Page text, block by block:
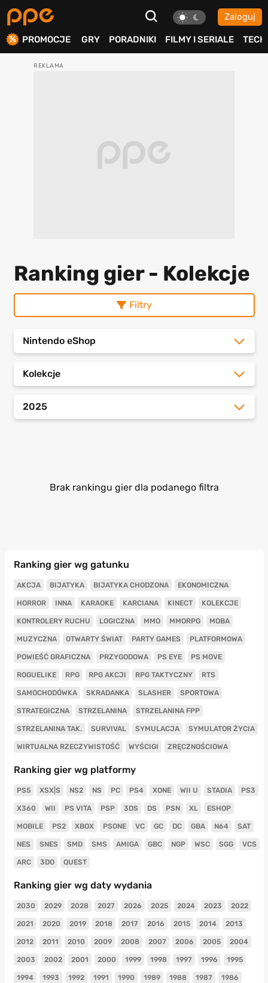
Zaloguj
PROMOCJE GRY PORADNIKI FILMY I SERIALE TECH
Ranking gier - Kolekcje
Filtry
Nintendo eShop
Kolekcje
2025
Brak rankingu gier dla podanego filtra
Ranking gier wg gatunku
AKCJA BIJATYKA BIJATYKA CHODZONA EKONOMICZNA
HORROR INNA KARAOKE KARCIANA KINECT KOLEKCJE
KONTROLERY RUCHU LOGICZNA MMO MMORPG MOBA
MUZYCZNA OTWARTY ŚWIAT PARTY GAMES PLATFORMOWA
POWIEŚĆ GRAFICZNA PRZYGODOWA PS EYE PS MOVE
ROGUELIKE RPG RPG AKCJI RPG TAKTYCZNY RTS
SAMOCHODÓWKA SKRADANKA SLASHER SPORTOWA
STRATEGICZNA STRZELANINA STRZELANINA FPP
STRZELANINA TAK. SURVIVAL SYMULACJA SYMULATOR ŻYCIA
WIRTUALNA RZECZYWISTOŚĆ WYŚCIGI ZRĘCZNOŚCIOWA
Ranking gier wg platformy
PS5 XSX|S NS2 NS PC PS4 XONE WII U STADIA PS3
X360 WII PS VITA PSP 3DS DS PSN XL ESHOP
MOBILE PS2 XBOX PSONE VC GC DC GBA N64 SAT
NES SNES SMD SMS AMIGA GBC NGP WSC SGG VCS
ARC 3DO QUEST
Ranking gier wg daty wydania
2030 2029 2028 2027 2026 2025 2024 2023 2022
2021 2020 2019 2018 2017 2016 2015 2014 2013
2012 2011 2010 2009 2008 2007 2006 2005 2004
2003 2002 2001 2000 1999 1998 1997 1996 1995
1994 1993 1992 1991 1990 1989 1988 1987 1986